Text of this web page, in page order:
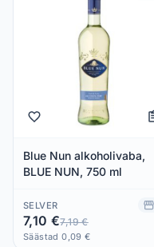
Blue Nun alkoholivaba,
BLUE NUN, 750 ml
SELVER
7,10 €7,19 €
Säästad 0,09 €